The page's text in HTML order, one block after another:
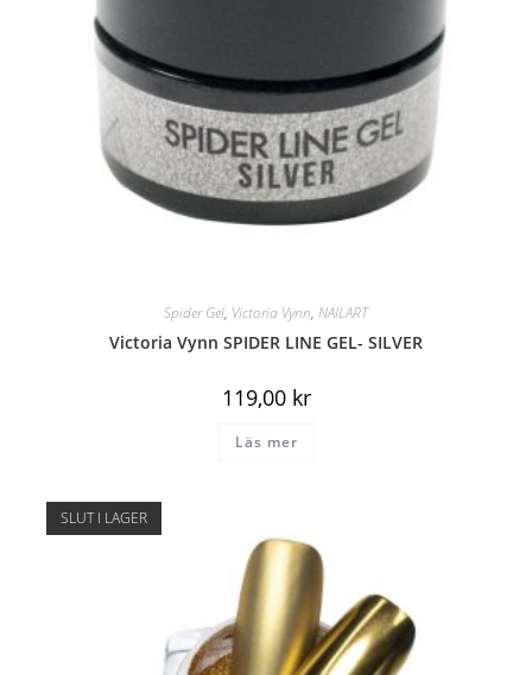
Spider Gel, Victoria Vynn, NAILART
Victoria Vynn SPIDER LINE GEL- SILVER
119,00 kr
Läs mer
SLUT I LAGER